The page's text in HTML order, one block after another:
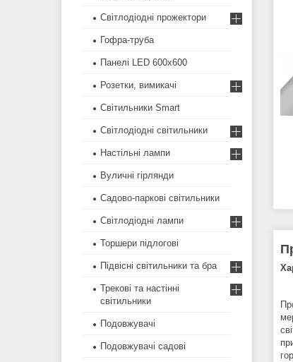
Світлодіодні прожектори
Гофра-труба
Панелі LED 600х600
Розетки, вимикачі
Світильники Smart
Світлодіодні світильники
Настільні лампи
Вуличні гірлянди
Садово-паркові світильники
Світлодіодні лампи
Торшери підлогові
Підвісні світильники та бра
Трекові та настінні
світильники
Подовжувачі
Подовжувачі садові